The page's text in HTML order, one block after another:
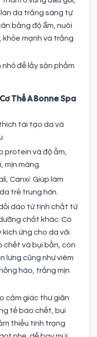
da trắng sáng tự
bằng độ ẩm, nuôi
khỏe mạnh và trắng
để lấy sản phẩm
Thể A Bonne Spa
tái tạo da và
protein và độ ẩm,
mịn màng.
Canxi: Giúp làm
trẻ trung hơn.
dào từ tinh chất từ
chất khác: Có
ứng cho da với
và bụi bẩn, còn
lưng cũng như viêm
hào, trắng mịn
cảm giác thư giãn
tế bào chết, bụi
thiểu tình trạng